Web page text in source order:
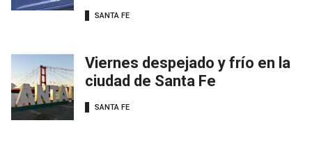
SANTA FE
Viernes despejado y frío en la
ciudad de Santa Fe
SANTA FE